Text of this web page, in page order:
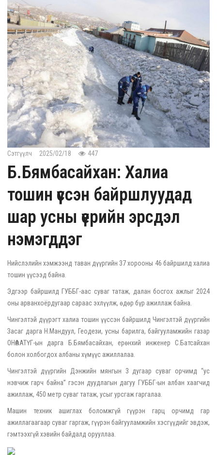
Сэтгүүлч 2025/02/18 447
Б.Бямбасайхан: Халиа
тошин үүссэн байршлуудад
шар усны үерийн эрсдэл
нэмэгддэг
Нийслэлийн хэмжээнд таван дүүргийн 37 хорооны 46 байршилд халиа
тошин үүсээд байна.
Эдгээр байршилд ГУББГ-аас суваг татаж, далан босгох ажлыг 2024
оны арванхоёрдугаар сараас эхлүүлж, өдөр бүр ажиллаж байна.
Чингэлтэй дүүрэгт халиа тошин үүссэн байршилд Чингэлтэй дүүргийн
Засаг дарга Н.Мандуул, Геодези, усны барилга, байгууламжийн газар
ОНӨААТҮГ-ын дарга Б.Бямбасайхан, ерөнхий инженер С.Батсайхан
болон холбогдох албаны хүмүүс ажиллалаа.
Чингэлтэй дүүргийн Дэнжийн мянгын 3 дугаар суваг орчимд “ус
нэвчиж гарч байна” гэсэн дуудлагын дагуу ГУББГ-ын албан хаагчид
ажиллаж, 450 метр суваг татаж, усыг урсгаж гаргалаа.
Машин техник ашиглах боломжгүй гүүрэн гарц орчимд гар
ажиллагаагаар суваг гаргаж, гүүрэн байгууламжийн хэсгүүдийг эвдэж,
гэмтээхгүй хэвийн байдалд орууллаа.